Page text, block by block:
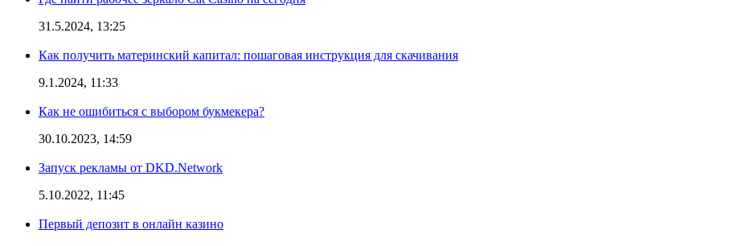
31.5.2024, 13:25
Как получить материнский капитал: пошаговая инструкция для скачивания
9.1.2024, 11:33
Как не ошибиться с выбором букмекера?
30.10.2023, 14:59
Запуск рекламы от DKD.Network
5.10.2022, 11:45
Первый депозит в онлайн казино